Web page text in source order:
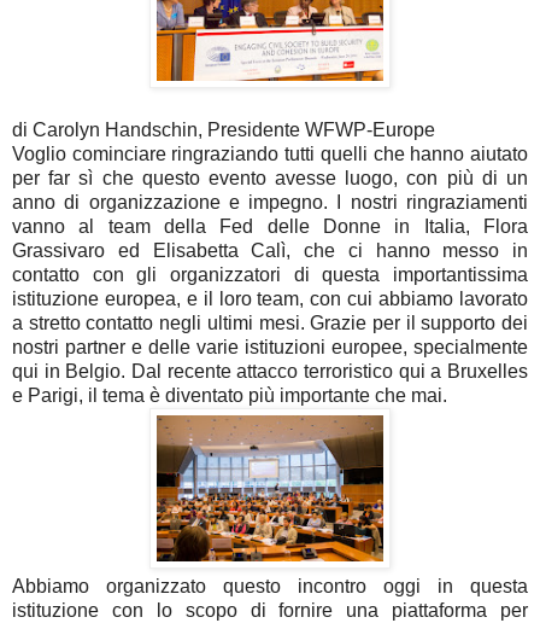
di Carolyn Handschin, Presidente WFWP-Europe
Voglio cominciare ringraziando tutti quelli che hanno aiutato
per far sì che questo evento avesse luogo, con più di un
anno di organizzazione e impegno. I nostri ringraziamenti
vanno al team della Fed delle Donne in Italia, Flora
Grassivaro ed Elisabetta Calì, che ci hanno messo in
contatto con gli organizzatori di questa importantissima
istituzione europea, e il loro team, con cui abbiamo lavorato
a stretto contatto negli ultimi mesi. Grazie per il supporto dei
nostri partner e delle varie istituzioni europee, specialmente
qui in Belgio. Dal recente attacco terroristico qui a Bruxelles
e Parigi, il tema è diventato più importante che mai.
Abbiamo organizzato questo incontro oggi in questa
istituzione con lo scopo di fornire una piattaforma per